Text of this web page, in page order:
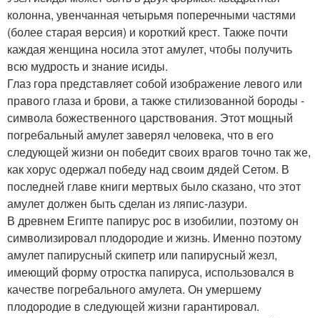
колонна, увенчанная четырьмя поперечными частями
(более старая версия) и короткий крест. Также почти
каждая женщина носила этот амулет, чтобы получить
всю мудрость и знание исиды.
Глаз гора представляет собой изображение левого или
правого глаза и брови, а также стилизованной бороды -
символа божественного царствования. Этот мощный
погребальный амулет заверял человека, что в его
следующей жизни он победит своих врагов точно так же,
как хорус одержал победу над своим дядей Сетом. В
последней главе книги мертвых было сказано, что этот
амулет должен быть сделан из ляпис-лазури.
В древнем Египте папирус рос в изобилии, поэтому он
символизировал плодородие и жизнь. Именно поэтому
амулет папирусный скипетр или папирусный жезл,
имеющий форму отростка папируса, использовался в
качестве погребального амулета. Он умершему
плодородие в следующей жизни гарантировал.